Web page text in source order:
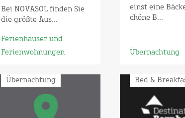
Bei NOVASOL finden Sie
die größte Aus...
Ferienhäuser und
Ferienwohnungen
einst eine
chöne B...
Übernachtung
Übernachtung Bed &